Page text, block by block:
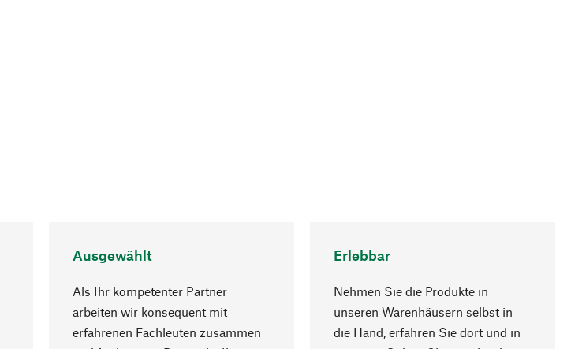
Ausgewählt
Als Ihr kompetenter Partner
arbeiten wir konsequent mit
erfahrenen Fachleuten zusammen
Erlebbar
Nehmen Sie die Produkte in
unseren Warenhäusern selbst in
die Hand, erfahren Sie dort und in